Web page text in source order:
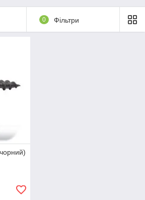
0 Фільтри